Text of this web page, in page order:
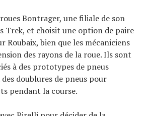
Bontrager, une filiale de son
Trek, et choisit une option de paire
Roubaix, bien que les mécaniciens
des rayons de la roue. Ils sont
à des prototypes de pneus
doublures de pneus pour
pendant la course.